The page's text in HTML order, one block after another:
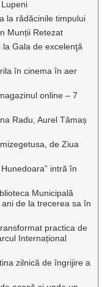
la rădăcinile timpului
Munții Retezat
Gala de excelenţă
în cinema în aer
online – 7
Radu, Aurel Tămaș
de Ziua
intră în
Municipală
ani de la trecerea sa în
practica de
Internațional
zilnică de îngrijire a